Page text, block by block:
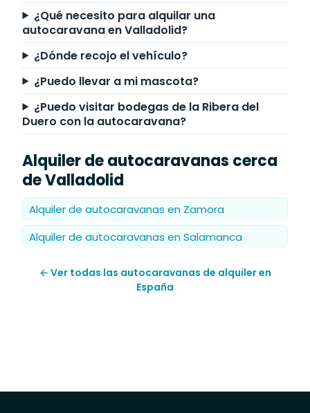
¿Qué necesito para alquilar una
autocaravana en Valladolid?
¿Dónde recojo el vehículo?
¿Puedo llevar a mi mascota?
¿Puedo visitar bodegas de la Ribera del
Duero con la autocaravana?
Alquiler de autocaravanas cerca
de Valladolid
Alquiler de autocaravanas en Zamora
Alquiler de autocaravanas en Salamanca
← Ver todas las autocaravanas de alquiler en
España